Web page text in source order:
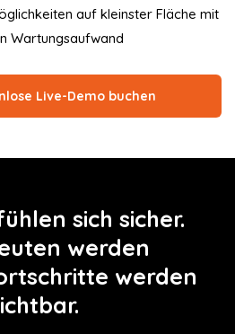
auf kleinster Fläche mit
Wartungsaufwand
Live-Demo buchen
sich sicher.
werden
werden